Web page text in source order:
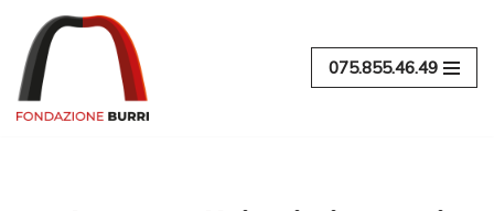
Vai
al
contenuto
075.855.46.49